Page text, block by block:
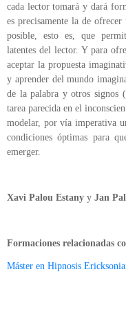
cada lector tomará y dará
es precisamente la de
posible, esto es, que
latentes del lector. Y para
aceptar la propuesta
y aprender del mundo
de la palabra y otros signos
tarea parecida en el
modelar, por vía imperativa
condiciones óptimas para
emerger.
Xavi Palou Estany y Jan
Formaciones relacionadas
Máster en Hipnosis